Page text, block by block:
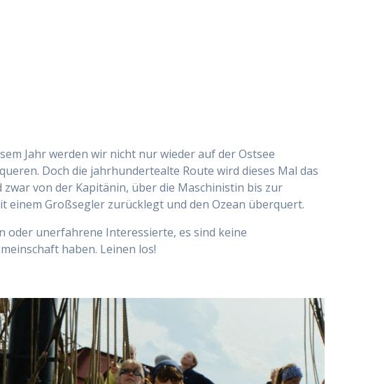
Jahr werden wir nicht nur wieder auf der Ostsee
Doch die jahrhundertealte Route wird dieses Mal das
von der Kapitänin, über die Maschinistin bis zur
einem Großsegler zurücklegt und den Ozean überquert.
oder unerfahrene Interessierte, es sind keine
haben. Leinen los!